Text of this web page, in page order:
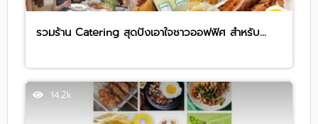
รวมร้าน Catering สุดปังเอาใจชาวออฟฟิศ สำหรับ...
14.2k